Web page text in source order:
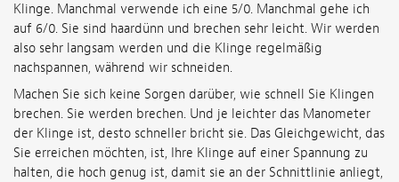
Klinge. Manchmal verwende ich eine 5/0. Manchmal gehe ich
auf 6/0. Sie sind haardünn und brechen sehr leicht. Wir werden
also sehr langsam werden und die Klinge regelmäßig
nachspannen, während wir schneiden.
Machen Sie sich keine Sorgen darüber, wie schnell Sie Klingen
brechen. Sie werden brechen. Und je leichter das Manometer
der Klinge ist, desto schneller bricht sie. Das Gleichgewicht, das
Sie erreichen möchten, ist, Ihre Klinge auf einer Spannung zu
halten, die hoch genug ist, damit sie an der Schnittlinie anliegt,